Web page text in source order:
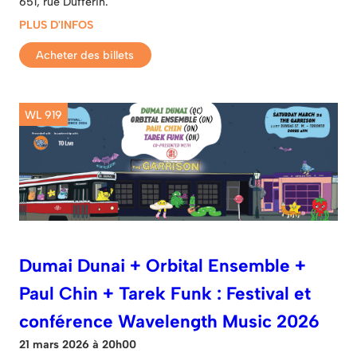
PLUS D'INFOS
Acheter des billets
WL 919
Dumai Dunai + Orbital Ensemble +
Paul Chin + Tarek Funk : Festival et
conférence Wavelength Music 2026
21 mars 2026 à 20h00